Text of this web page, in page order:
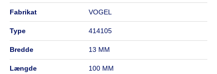
fabrikat VOGEL
type 414105
bredde 13 MM
længde 100 MM